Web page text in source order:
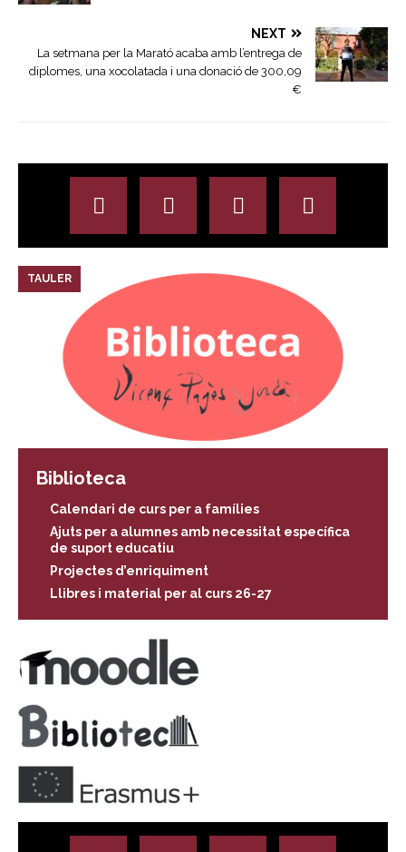
NEXT
La setmana per la Marató acaba amb l’entrega de
diplomes, una xocolatada i una donació de 300,09
€
TAULER
Biblioteca
Calendari de curs per a famílies
Ajuts per a alumnes amb necessitat específica
de suport educatiu
Projectes d’enriquiment
Llibres i material per al curs 26-27